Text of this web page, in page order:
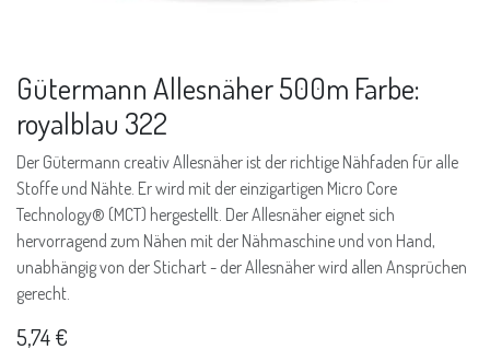
Gütermann Allesnäher 500m Farbe:
royalblau 322
Der Gütermann creativ Allesnäher ist der richtige Nähfaden für alle
Stoffe und Nähte. Er wird mit der einzigartigen Micro Core
Technology® (MCT) hergestellt. Der Allesnäher eignet sich
hervorragend zum Nähen mit der Nähmaschine und von Hand,
unabhängig von der Stichart - der Allesnäher wird allen Ansprüchen
gerecht.
5,74€